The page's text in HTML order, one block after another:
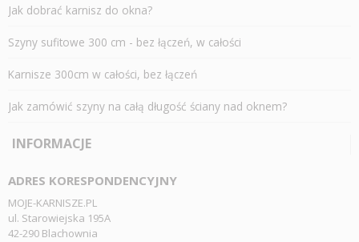
Jak dobrać karnisz do okna?
Szyny sufitowe 300 cm - bez łączeń, w całości
Karnisze 300cm w całości, bez łączeń
Jak zamówić szyny na całą długość ściany nad oknem?
INFORMACJE
ADRES KORESPONDENCYJNY
MOJE-KARNISZE.PL
ul. Starowiejska 195A
42-290 Blachownia